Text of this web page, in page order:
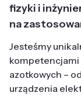
fizyki i
na
Jesteśmy
kompetencjami
azotkowych –
urządzenia